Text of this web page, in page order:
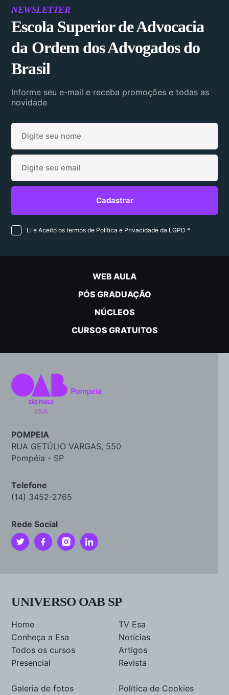
NEWSLETTER
Escola Superior de Advocacia
da Ordem dos Advogados do
Brasil
Informe seu e-mail e receba promoções e todas as
novidade
Li e Aceito os termos de Política e Privacidade da LGPD *
WEB AULA
PÓS GRADUAÇÃO
NÚCLEOS
CURSOS GRATUITOS
POMPEIA
RUA GETÚLIO VARGAS, 550
Pompéia - SP
Telefone
(14) 3452-2765
Rede Social
UNIVERSO OAB SP
Home
Conheça a Esa
Todos os cursos
Presencial
TV Esa
Notícias
Artigos
Revista
Galeria de fotos Política de Cookies